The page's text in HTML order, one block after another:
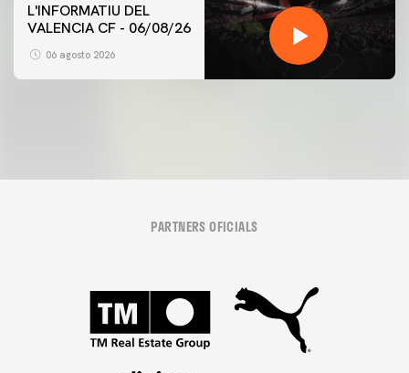
L'INFORMATIU DEL
VALENCIA CF - 06/08/26
06 agosto 2026
PRIMER EQUIP
ENTRENAMENT DEL VALENCIA CF 6/8/2026
PARTNERS OFICIALS